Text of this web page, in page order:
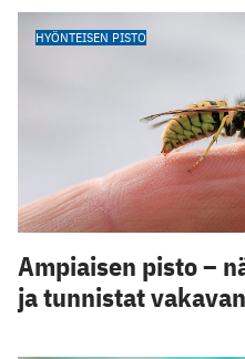
HYÖNTEISEN PISTO
Ampiaisen pisto –
ja tunnistat